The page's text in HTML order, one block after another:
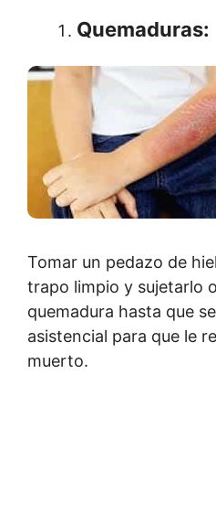
Quemaduras:
Tomar un pedazo de
trapo limpio y sujetarlo
quemadura hasta que
asistencial para que le
muerto.